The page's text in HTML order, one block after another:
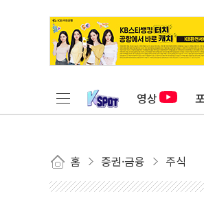
영상
홈 증권·금융 주식